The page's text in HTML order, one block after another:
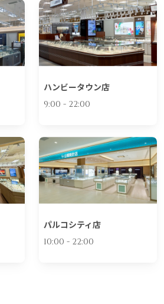
ハンビータウン店
9:00 - 22:00
パルコシティ店
10:00 - 22:00